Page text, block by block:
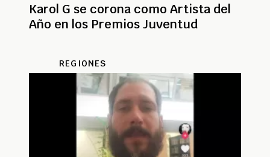
Karol G se corona como Artista del
Año en los Premios Juventud
REGIONES